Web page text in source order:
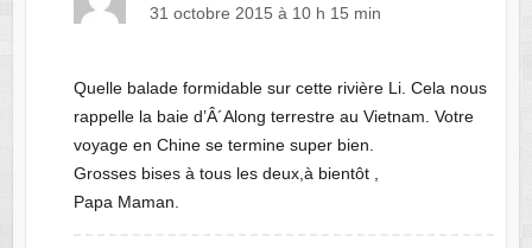
31 octobre 2015 à 10 h 15 min
Quelle balade formidable sur cette rivière Li. Cela nous
rappelle la baie d’Â´Along terrestre au Vietnam. Votre
voyage en Chine se termine super bien.
Grosses bises à tous les deux,à bientôt ,
Papa Maman.